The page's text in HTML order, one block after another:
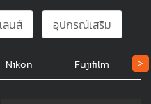
เลนส์ อุปกรณ์เสริม
>
Nikon Fujifilm